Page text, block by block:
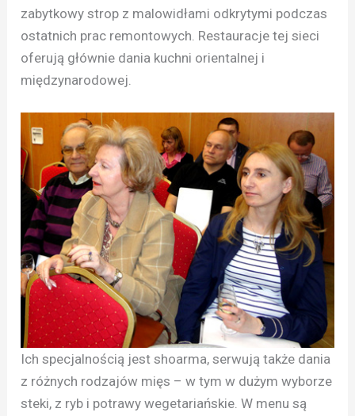
zabytkowy strop z malowidłami odkrytymi podczas
ostatnich prac remontowych. Restauracje tej sieci
oferują głównie dania kuchni orientalnej i
międzynarodowej.
Ich specjalnością jest shoarma, serwują także dania
z różnych rodzajów mięs – w tym w dużym wyborze
steki, z ryb i potrawy wegetariańskie. W menu są